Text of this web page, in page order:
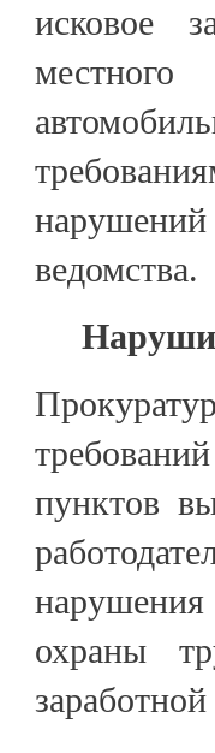
исковое
ведомства.
пунктов
нарушения
охраны